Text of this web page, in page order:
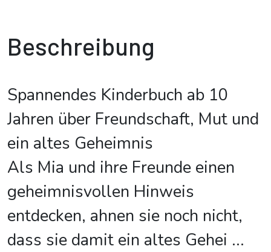
Beschreibung
Spannendes Kinderbuch ab 10
Jahren über Freundschaft, Mut und
ein altes Geheimnis
Als Mia und ihre Freunde einen
geheimnisvollen Hinweis
entdecken, ahnen sie noch nicht,
dass sie damit ein altes Gehei ...